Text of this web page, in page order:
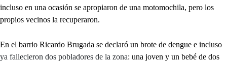
incluso en una ocasión se apropiaron de una motomochila, pero los
propios vecinos la recuperaron.
En el barrio Ricardo Brugada se declaró un brote de dengue e incluso
ya fallecieron dos pobladores de la zona: una joven y un bebé de dos